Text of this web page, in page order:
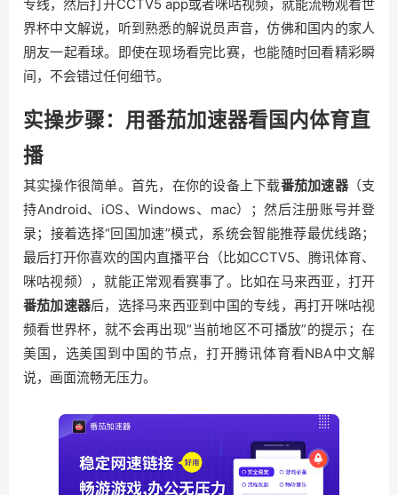
专线，然后打开CCTV5 app或者咪咕视频，就能流畅观看世
界杯中文解说，听到熟悉的解说员声音，仿佛和国内的家人
朋友一起看球。即使在现场看完比赛，也能随时回看精彩瞬
间，不会错过任何细节。
实操步骤：用番茄加速器看国内体育直
播
其实操作很简单。首先，在你的设备上下载番茄加速器（支
持Android、iOS、Windows、mac）；然后注册账号并登
录；接着选择“回国加速”模式，系统会智能推荐最优线路；
最后打开你喜欢的国内直播平台（比如CCTV5、腾讯体育、
咪咕视频），就能正常观看赛事了。比如在马来西亚，打开
番茄加速器后，选择马来西亚到中国的专线，再打开咪咕视
频看世界杯，就不会再出现“当前地区不可播放”的提示；在
美国，选美国到中国的节点，打开腾讯体育看NBA中文解
说，画面流畅无压力。